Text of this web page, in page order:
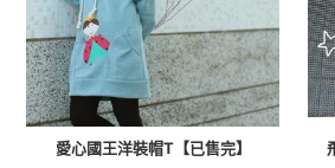
愛心國王洋裝帽T【已售完】